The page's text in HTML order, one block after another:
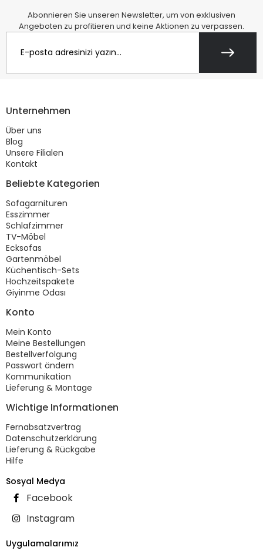
Abonnieren Sie unseren Newsletter, um von exklusiven
Angeboten zu profitieren und keine Aktionen zu verpassen.
Unternehmen
Über uns
Blog
Unsere Filialen
Kontakt
Beliebte Kategorien
Sofagarnituren
Esszimmer
Schlafzimmer
TV-Möbel
Ecksofas
Gartenmöbel
Küchentisch-Sets
Hochzeitspakete
Giyinme Odası
Konto
Mein Konto
Meine Bestellungen
Bestellverfolgung
Passwort ändern
Kommunikation
Lieferung & Montage
Wichtige Informationen
Fernabsatzvertrag
Datenschutzerklärung
Lieferung & Rückgabe
Hilfe
Sosyal Medya
Facebook
Instagram
Uygulamalarımız